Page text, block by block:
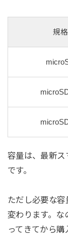
規格
容量は、最新
です。
ただし必要な容
変わります。な
ってきてから購